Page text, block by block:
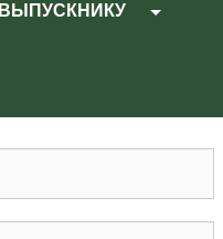
ВЫПУСКНИКУ